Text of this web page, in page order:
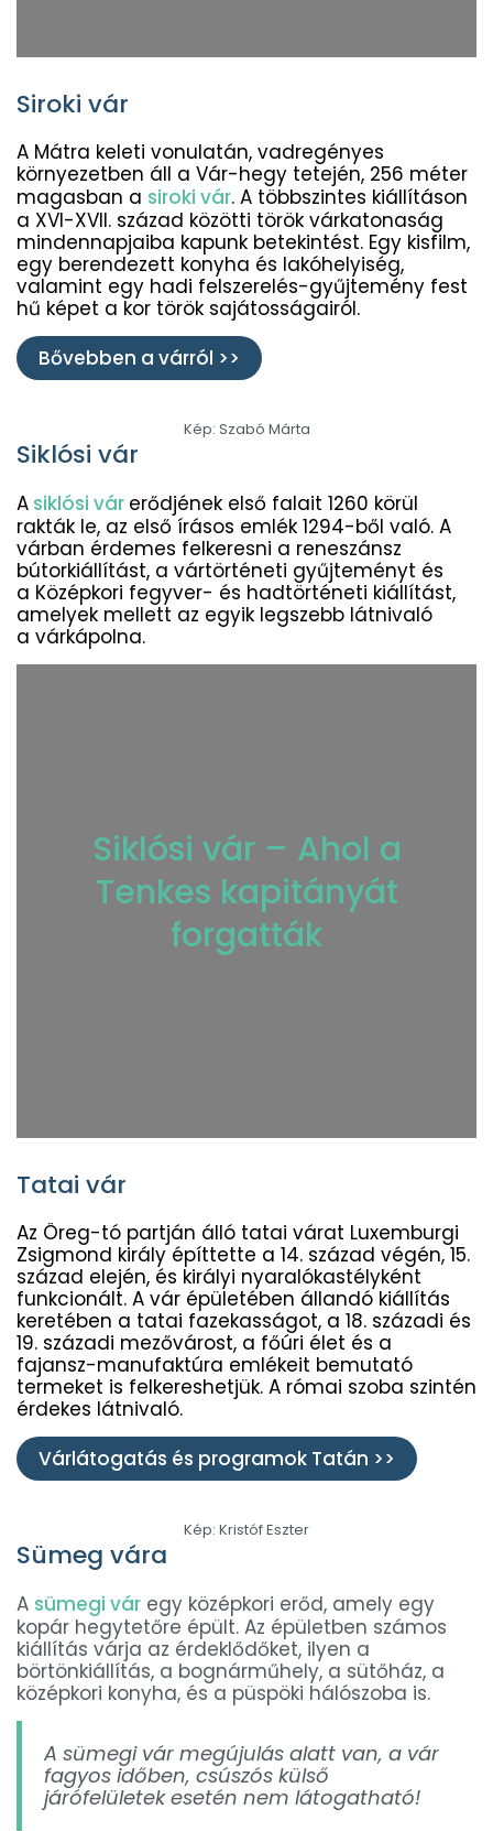
Siroki vár
A Mátra keleti vonulatán, vadregényes
környezetben áll a Vár-hegy tetején, 256 méter
magasban a siroki vár. A többszintes kiállításon
a XVI-XVII. század közötti török várkatonaság
mindennapjaiba kapunk betekintést. Egy kisfilm,
egy berendezett konyha és lakóhelyiség,
valamint egy hadi felszerelés-gyűjtemény fest
hű képet a kor török sajátosságairól.
Bővebben a várról >>
Kép: Szabó Márta
Siklósi vár
A siklósi vár erődjének első falait 1260 körül
rakták le, az első írásos emlék 1294-ből való. A
várban érdemes felkeresni a reneszánsz
bútorkiállítást, a vártörténeti gyűjteményt és
a Középkori fegyver- és hadtörténeti kiállítást,
amelyek mellett az egyik legszebb látnivaló
a várkápolna.
Siklósi vár – Ahol a
Tenkes kapitányát
forgatták
Tatai vár
Az Öreg-tó partján álló tatai várat Luxemburgi
Zsigmond király építtette a 14. század végén, 15.
század elején, és királyi nyaralókastélyként
funkcionált. A vár épületében állandó kiállítás
keretében a tatai fazekasságot, a 18. századi és
19. századi mezővárost, a főúri élet és a
fajansz-manufaktúra emlékeit bemutató
termeket is felkereshetjük. A római szoba szintén
érdekes látnivaló.
Várlátogatás és programok Tatán >>
Kép: Kristóf Eszter
Sümeg vára
A sümegi vár egy középkori erőd, amely egy
kopár hegytetőre épült. Az épületben számos
kiállítás várja az érdeklődőket, ilyen a
börtönkiállítás, a bognárműhely, a sütőház, a
középkori konyha, és a püspöki hálószoba is.
A sümegi vár megújulás alatt van, a vár
fagyos időben, csúszós külső
járófelületek esetén nem látogatható!